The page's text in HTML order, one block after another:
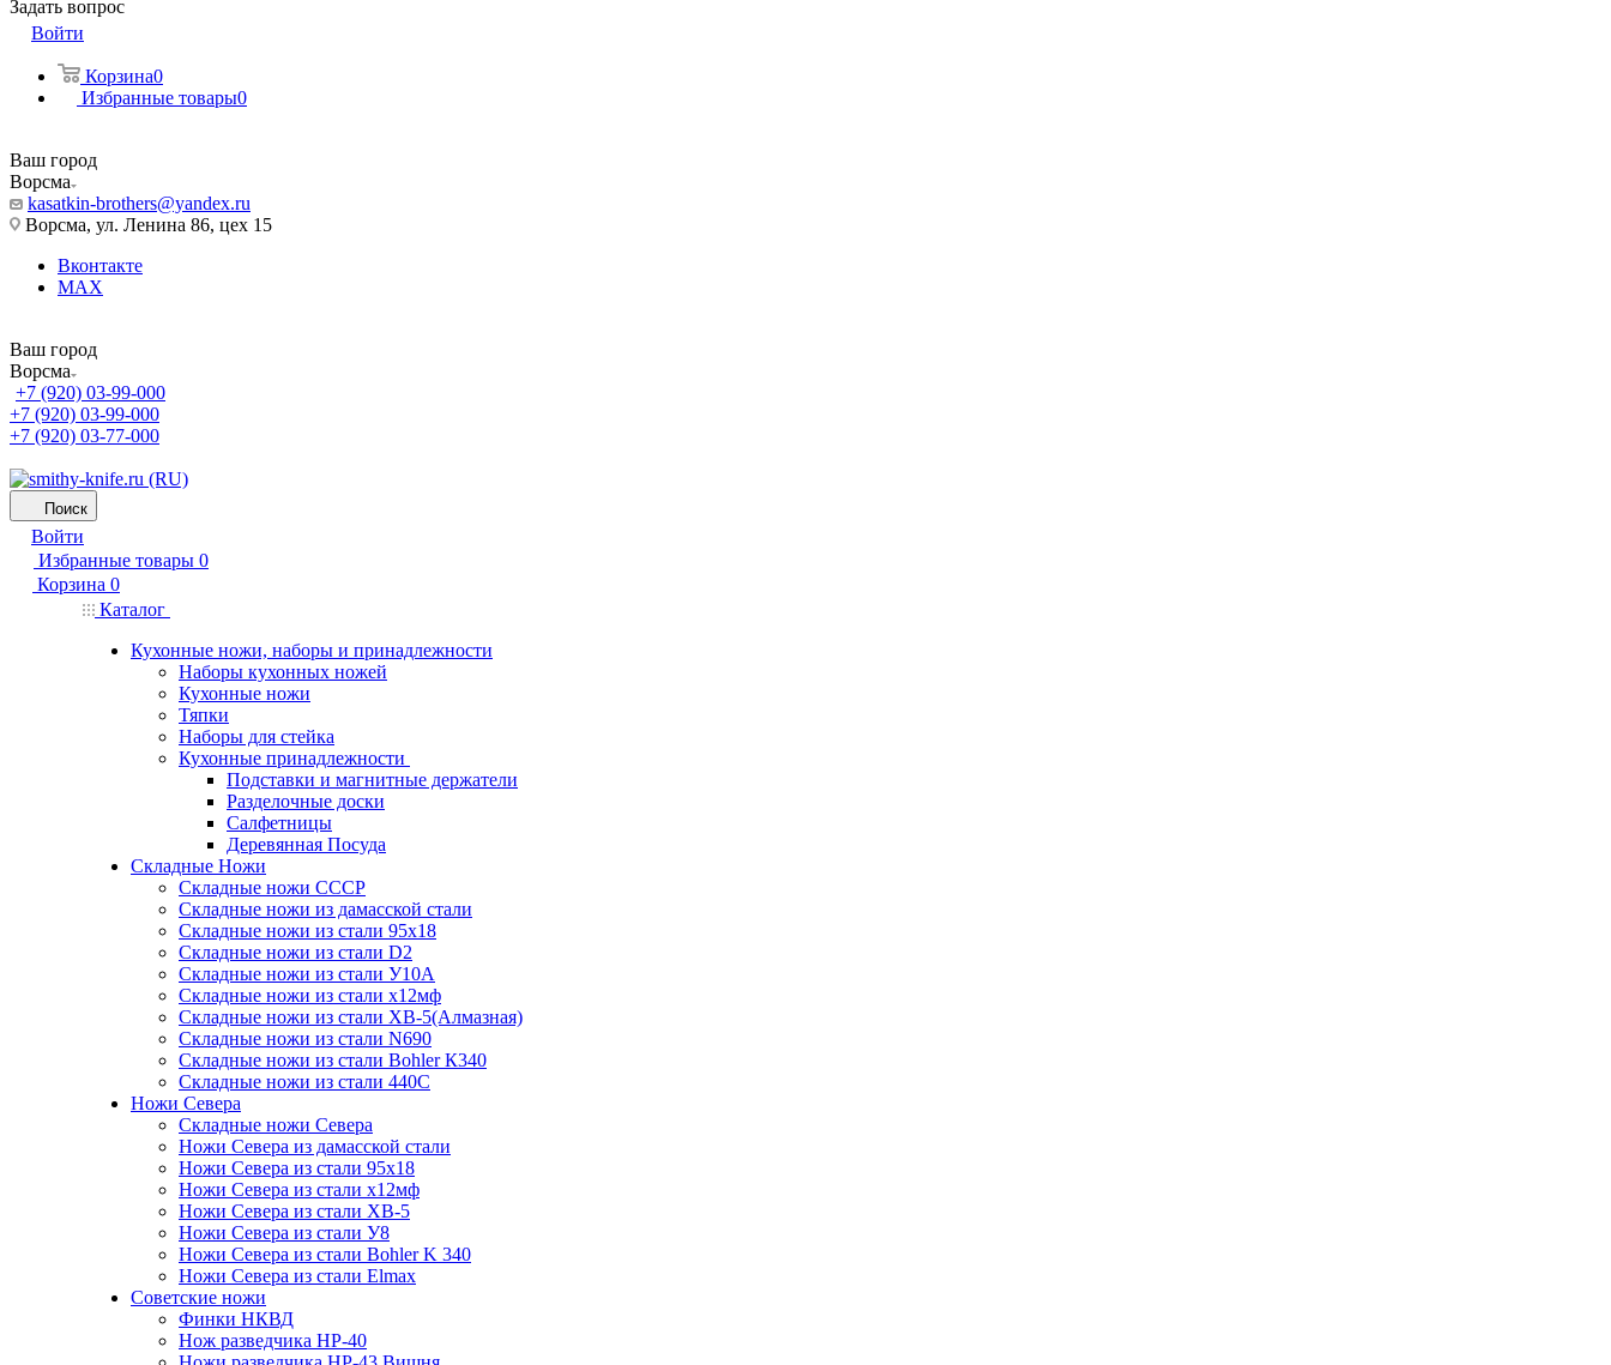
Задать вопрос
Войти
Корзина0
Избранные товары0
Ваш город
Ворсма
kasatkin-brothers@yandex.ru
Ворсма, ул. Ленина 86, цех 15
Вконтакте
MAX
Ваш город
Ворсма
+7 (920) 03-99-000
+7 (920) 03-99-000
+7 (920) 03-77-000
Поиск
Войти
Избранные товары 0
Корзина 0
Каталог
Кухонные ножи, наборы и принадлежности
Наборы кухонных ножей
Кухонные ножи
Тяпки
Наборы для стейка
Кухонные принадлежности
Подставки и магнитные держатели
Разделочные доски
Салфетницы
Деревянная Посуда
Складные Ножи
Cкладные ножи СССР
Складные ножи из дамасской стали
Складные ножи из стали 95х18
Складные ножи из стали D2
Складные ножи из стали У10А
Складные ножи из стали х12мф
Складные ножи из стали ХВ-5(Алмазная)
Складные ножи из стали N690
Складные ножи из стали Bohler К340
Складные ножи из стали 440С
Ножи Севера
Складные ножи Севера
Ножи Севера из дамасской стали
Ножи Севера из стали 95х18
Ножи Севера из стали х12мф
Ножи Севера из стали ХВ-5
Ножи Севера из стали У8
Ножи Севера из стали Bohler K 340
Ножи Севера из стали Elmax
Советские ножи
Финки НКВД
Нож разведчика НР-40